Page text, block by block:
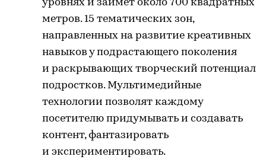
уровнях и займет около 700 квадратных
метров. 15 тематических зон,
направленных на развитие креативных
навыков у подрастающего поколения
и раскрывающих творческий потенциал
подростков. Мультимедийные
технологии позволят каждому
посетителю придумывать и создавать
контент, фантазировать
и экспериментировать.